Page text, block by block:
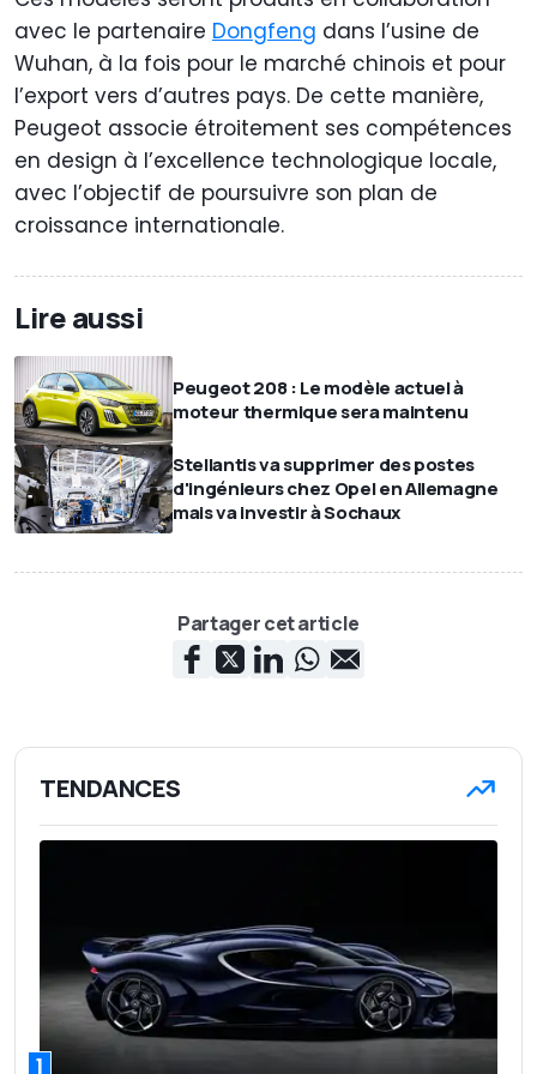
avec le partenaire Dongfeng dans l’usine de
Wuhan, à la fois pour le marché chinois et pour
l’export vers d’autres pays. De cette manière,
Peugeot associe étroitement ses compétences
en design à l’excellence technologique locale,
avec l’objectif de poursuivre son plan de
croissance internationale.
Lire aussi
Peugeot 208 : Le modèle actuel à
moteur thermique sera maintenu
Stellantis va supprimer des postes
d'ingénieurs chez Opel en Allemagne
mais va investir à Sochaux
Partager cet article
TENDANCES
1